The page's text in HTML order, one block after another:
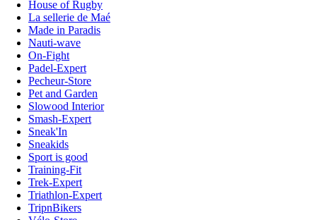
House of Rugby
La sellerie de Maé
Made in Paradis
Nauti-wave
On-Fight
Padel-Expert
Pecheur-Store
Pet and Garden
Slowood Interior
Smash-Expert
Sneak'In
Sneakids
Sport is good
Training-Fit
Trek-Expert
Triathlon-Expert
TripnBikers